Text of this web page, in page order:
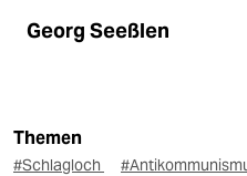
Georg Seeßlen
Themen
#Schlagloch